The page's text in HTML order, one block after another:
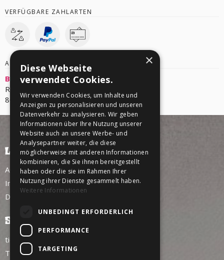
VERFÜGBARE ZAHLARTEN
ANBIETER/VERANSTALTER
Backstage Concerts GmbH
Reitknechtstr. 6
80639 München
LINKS
AGB
Impressum
Datenschutz
SERVICE
tickettoaster Support
Tel.: +49 561 350 296 28 - 0
×
Diese Webseite
verwendet Cookies.
Wir verwenden Cookies, um Inhalte und
Anzeigen zu personalisieren und unseren
Datenverkehr zu analysieren. Wir geben
Informationen über Ihre Nutzung unserer
Website auch an unsere Werbe- und
Analysepartner weiter, die diese
möglicherweise mit anderen Informationen
kombinieren, die Sie ihnen bereitgestellt
haben oder die sie im Rahmen Ihrer
Nutzung ihrer Dienste gesammelt haben.
Weitere Informationen
UNBEDINGT ERFORDERLICH
PERFORMANCE
TARGETING